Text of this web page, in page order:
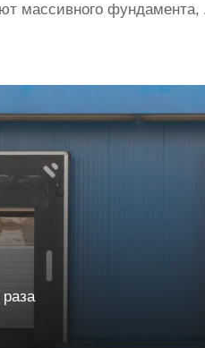
массивного фундамента,